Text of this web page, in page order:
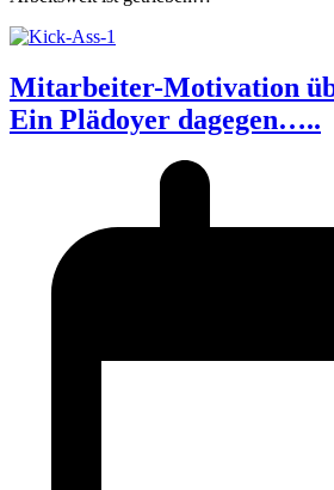
Mitarbeiter-Motivation
Ein Plädoyer dagegen…..